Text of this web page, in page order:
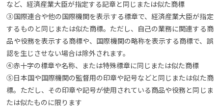
など、経済産業大臣が指定する記章と同じまたは似た商標
③国際連合や他の国際機関を表示する標章で、経済産業大臣が指定
するものと同じまたは似た商標。ただし、自己の業務に関連する商
品や役務を表示する商標や、国際機関の略称を表示する商標で、誤
認を生じさせない場合は除外されます。
④赤十字の標章や名称、または特殊標章に同じまたは似た商標
⑤日本国や国際機関の監督用の印章や記号などと同じまたは似た商
標。ただし、その印章や記号が使用されている商品や役務と同じま
たは似たものに限ります